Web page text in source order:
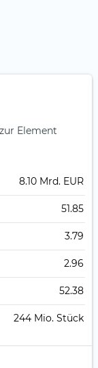
Element
8.10 Mrd. EUR
51.85
3.79
2.96
52.38
244 Mio. Stück